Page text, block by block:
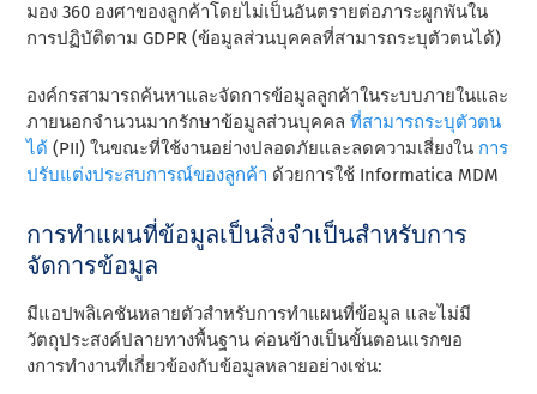
มอง 360 องศาของลูกค้าโดยไม่เป็นอันตรายต่อภาระผูกพันใน
การปฏิบัติตาม GDPR (ข้อมูลส่วนบุคคลที่สามารถระบุตัวตนได้)
องค์กรสามารถค้นหาและจัดการข้อมูลลูกค้าในระบบภายในและ
ภายนอกจํานวนมากรักษาข้อมูลส่วนบุคคลที่สามารถระบุตัวตน
ได้ (PII) ในขณะที่ใช้งานอย่างปลอดภัยและลดความเสี่ยงใน การ
ปรับแต่งประสบการณ์ของลูกค้า ด้วยการใช้ Informatica MDM
การทําแผนที่ข้อมูลเป็นสิ่งจําเป็นสําหรับการ
จัดการข้อมูล
มีแอปพลิเคชันหลายตัวสําหรับการทําแผนที่ข้อมูล และไม่มี
วัตถุประสงค์ปลายทางพื้นฐาน ค่อนข้างเป็นขั้นตอนแรกขอ
งการทํางานที่เกี่ยวข้องกับข้อมูลหลายอย่างเช่น: